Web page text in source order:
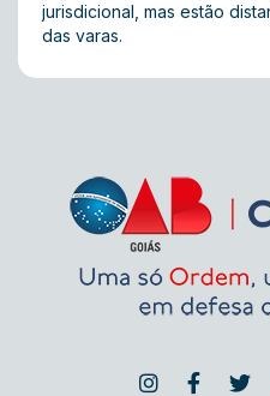
jurisdicional, mas estão
das varas.